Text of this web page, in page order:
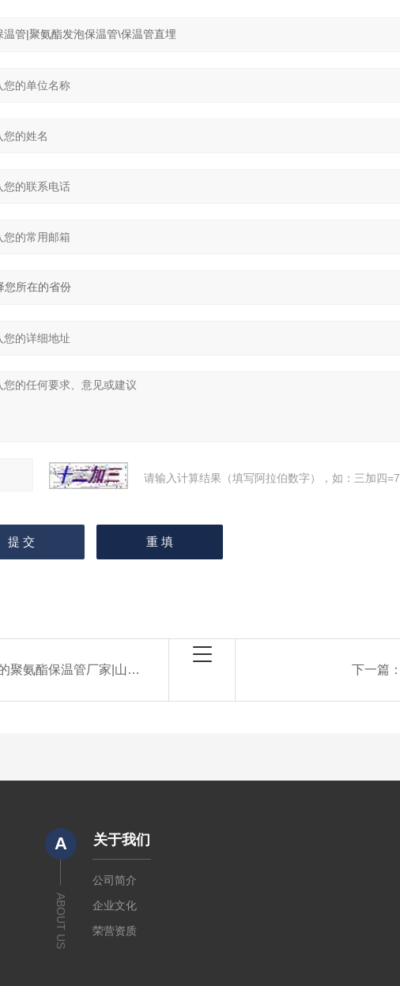
请输入计算结果（填写阿拉伯数字），如：三加四=7
氨酯保温管厂家|山东大城 下一篇：
A
ABOUT US
关于我们
公司简介
企业文化
荣营资质